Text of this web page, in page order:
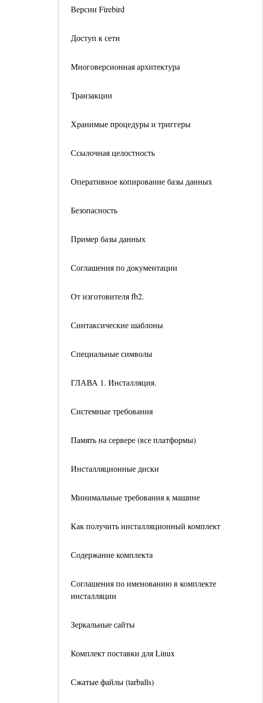
Версии Firebird
Доступ к сети
Многоверсионная архитектура
Транзакции
Хранимые процедуры и триггеры
Ссылочная целостность
Оперативное копирование базы данных
Безопасность
Пример базы данных
Соглашения по документации
От изготовителя fb2.
Синтаксические шаблоны
Специальные символы
ГЛАВА 1. Инсталляция.
Системные требования
Память на сервере (все платформы)
Инсталляционные диски
Минимальные требования к машине
Как получить инсталляционный комплект
Содержание комплекта
Соглашения по именованию в комплекте
инсталляции
Зеркальные сайты
Комплект поставки для Linux
Сжатые файлы (tarballs)